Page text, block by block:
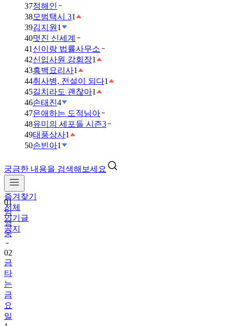
37정해인
38모범택시 31
39김지원 1
40멋진 신세계
41 신이랑 법률사무소
42신입사원 강회장1
43흑백요리사1
44취사병, 전설이 되다1
45길치라도 괜찮아1
46손태진4
47은애하는 도적님아
48유미의 세포들 시즌3
49태풍상사1
50손빈아1
궁금한 내용을 검색해보세요
즐겨찾기
전체
인기글
공지
01
임
영
웅
02
금
타
는
금
요
일